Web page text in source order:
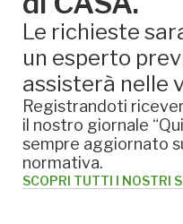
Le richieste
un esperto
assisterà nelle
Registrandoti
il nostro giornale
sempre aggiornato
normativa.
SCOPRI TUTTI I NOSTRI